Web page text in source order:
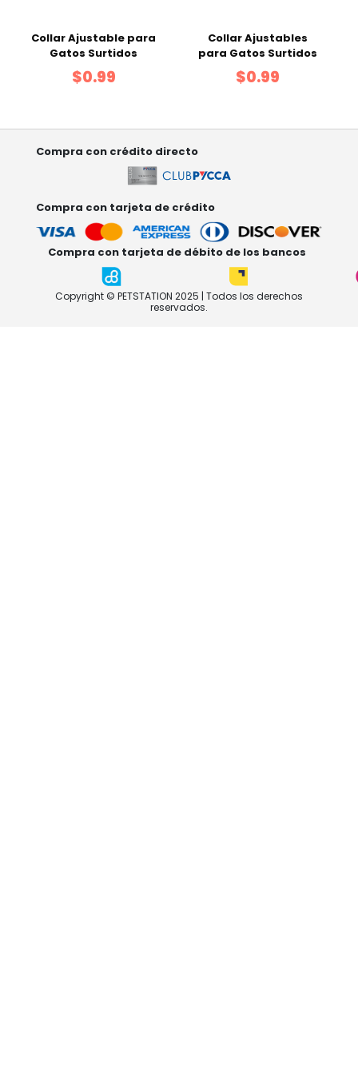
Collar Ajustable para
Gatos Surtidos
$0.99
Collar Ajustables
para Gatos Surtidos
$0.99
Compra con crédito directo
Compra con tarjeta de crédito
Compra con tarjeta de débito de los bancos
Copyright © PETSTATION 2025 | Todos los derechos
reservados.